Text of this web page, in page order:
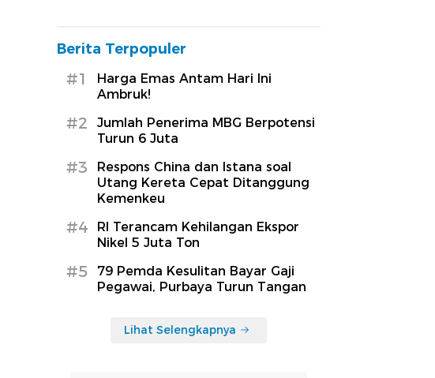
Berita Terpopuler
#1
Harga Emas Antam Hari Ini
Ambruk!
#2
Jumlah Penerima MBG Berpotensi
Turun 6 Juta
#3
Respons China dan Istana soal
Utang Kereta Cepat Ditanggung
Kemenkeu
#4
RI Terancam Kehilangan Ekspor
Nikel 5 Juta Ton
#5
79 Pemda Kesulitan Bayar Gaji
Pegawai, Purbaya Turun Tangan
Lihat Selengkapnya